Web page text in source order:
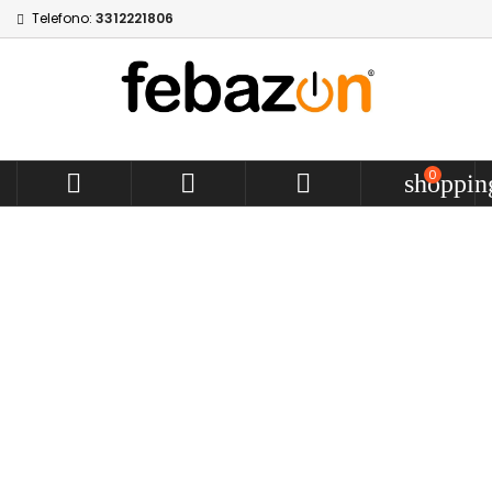
Telefono: 3312221806
   0